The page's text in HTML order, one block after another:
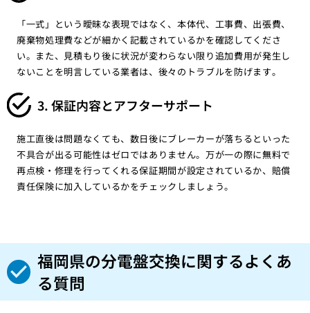
「一式」という曖昧な表現ではなく、本体代、工事費、出張費、
廃棄物処理費などが細かく記載されているかを確認してくださ
い。また、見積もり後に状況が変わらない限り追加費用が発生し
ないことを明言している業者は、後々のトラブルを防げます。
3. 保証内容とアフターサポート
施工直後は問題なくても、数日後にブレーカーが落ちるといった
不具合が出る可能性はゼロではありません。万が一の際に無料で
再点検・修理を行ってくれる保証期間が設定されているか、賠償
責任保険に加入しているかをチェックしましょう。
福岡県の分電盤交換に関するよくあ
る質問